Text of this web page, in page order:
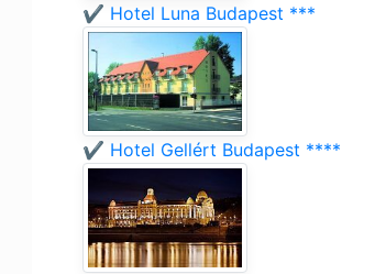
✔️ Hotel Luna Budapest ***
✔️ Hotel Gellért Budapest ****